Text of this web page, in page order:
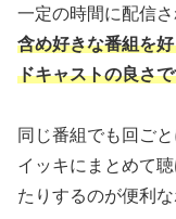
一定の時間に配信
含め好きな番組を
ドキャストの良さ
同じ番組でも回ご
イッキにまとめて
たりするのが便利な